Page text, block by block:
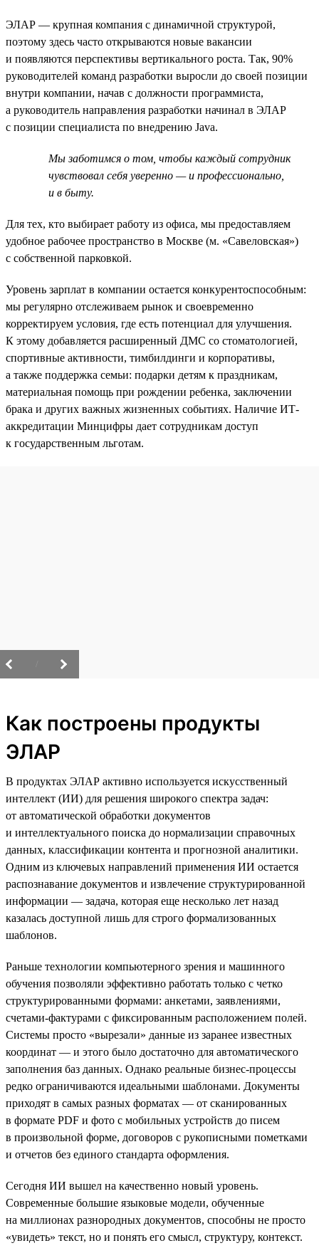
ЭЛАР — крупная компания с динамичной структурой,
поэтому здесь часто открываются новые вакансии
и появляются перспективы вертикального роста. Так, 90%
руководителей команд разработки выросли до своей позиции
внутри компании, начав с должности программиста,
а руководитель направления разработки начинал в ЭЛАР
с позиции специалиста по внедрению Java.
Мы заботимся о том, чтобы каждый сотрудник
чувствовал себя уверенно — и профессионально,
и в быту.
Для тех, кто выбирает работу из офиса, мы предоставляем
удобное рабочее пространство в Москве (м. «Савеловская»)
с собственной парковкой.
Уровень зарплат в компании остается конкурентоспособным:
мы регулярно отслеживаем рынок и своевременно
корректируем условия, где есть потенциал для улучшения.
К этому добавляется расширенный ДМС со стоматологией,
спортивные активности, тимбилдинги и корпоративы,
а также поддержка семьи: подарки детям к праздникам,
материальная помощь при рождении ребенка, заключении
брака и других важных жизненных событиях. Наличие ИТ-
аккредитации Минцифры дает сотрудникам доступ
к государственным льготам.
Как построены продукты
ЭЛАР
В продуктах ЭЛАР активно используется искусственный
интеллект (ИИ) для решения широкого спектра задач:
от автоматической обработки документов
и интеллектуального поиска до нормализации справочных
данных, классификации контента и прогнозной аналитики.
Одним из ключевых направлений применения ИИ остается
распознавание документов и извлечение структурированной
информации — задача, которая еще несколько лет назад
казалась доступной лишь для строго формализованных
шаблонов.
Раньше технологии компьютерного зрения и машинного
обучения позволяли эффективно работать только с четко
структурированными формами: анкетами, заявлениями,
счетами-фактурами с фиксированным расположением полей.
Системы просто «вырезали» данные из заранее известных
координат — и этого было достаточно для автоматического
заполнения баз данных. Однако реальные бизнес-процессы
редко ограничиваются идеальными шаблонами. Документы
приходят в самых разных форматах — от сканированных
в формате PDF и фото с мобильных устройств до писем
в произвольной форме, договоров с рукописными пометками
и отчетов без единого стандарта оформления.
Сегодня ИИ вышел на качественно новый уровень.
Современные большие языковые модели, обученные
на миллионах разнородных документов, способны не просто
«увидеть» текст, но и понять его смысл, структуру, контекст.